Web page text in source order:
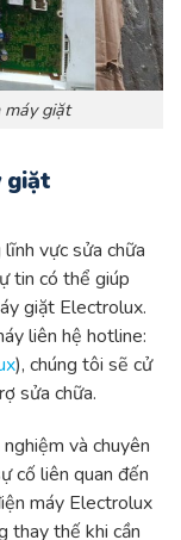
giặt
giặt
vực sửa chữa
tin có thể giúp
giặt Electrolux.
liên hệ hotline:
), chúng tôi sẽ cử
sửa chữa.
và chuyên
cố liên quan đến
máy Electrolux
thay thế khi cần